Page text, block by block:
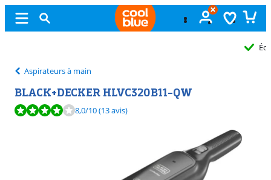
Aspirateurs à main
BLACK+DECKER HLVC320B11-QW
La note est de 8,0 sur 10, basée sur 13 avis.
8,0/10(13 avis)